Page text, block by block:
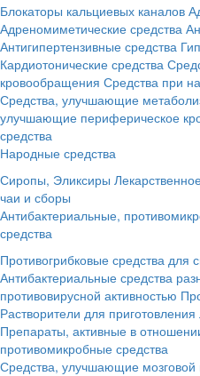
Блокаторы кальциевых каналов
Адреномиметические средства
Антигипертензивные средства
Кардиотонические средства
кровообращения Средства при
Средства, улучшающие
улучшающие периферическое
средства
Народные средства
Сиропы, Эликсиры
чаи и сборы
Антибактериальные,
средства
Противогрибковые средства для
Антибактериальные средства
противовирусной активностью
Растворители для
Препараты, активные в
противомикробные средства
Средства, улучшающие мозговой